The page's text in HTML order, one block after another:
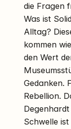
die Fragen
Was ist
Alltag?
kommen
den Wert
Gedanken.
Rebellion.
Schwelle